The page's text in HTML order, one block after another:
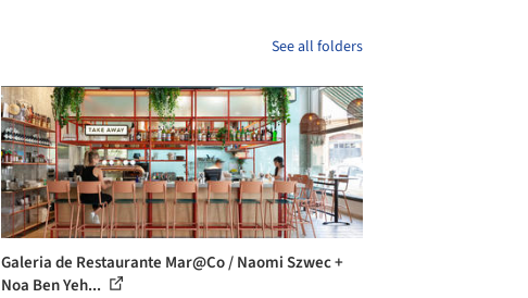
See all folders
Galeria de Restaurante Mar@Co / Naomi Szwec +
Noa Ben Yeh...